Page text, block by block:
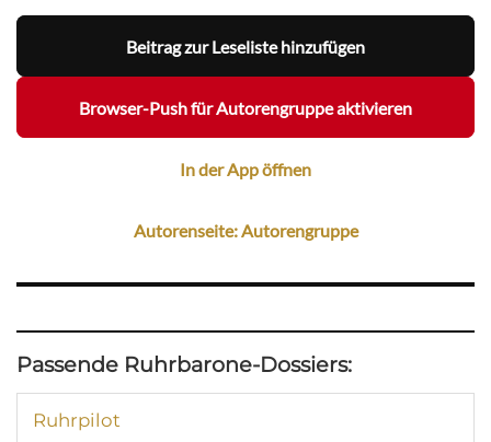
Beitrag zur Leseliste hinzufügen
Browser-Push für Autorengruppe aktivieren
In der App öffnen
Autorenseite: Autorengruppe
Passende Ruhrbarone-Dossiers:
Ruhrpilot